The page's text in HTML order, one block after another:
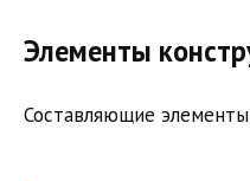
Элементы
Составляющие